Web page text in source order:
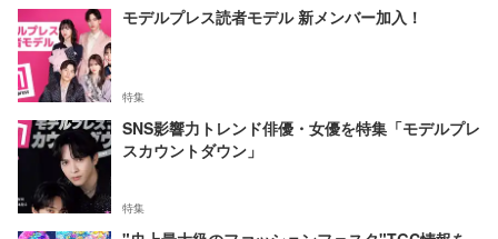
モデルプレス読者モデル 新メンバー加入！
特集
SNS影響力トレンド俳優・女優を特集「モデルプレ
スカウントダウン」
特集